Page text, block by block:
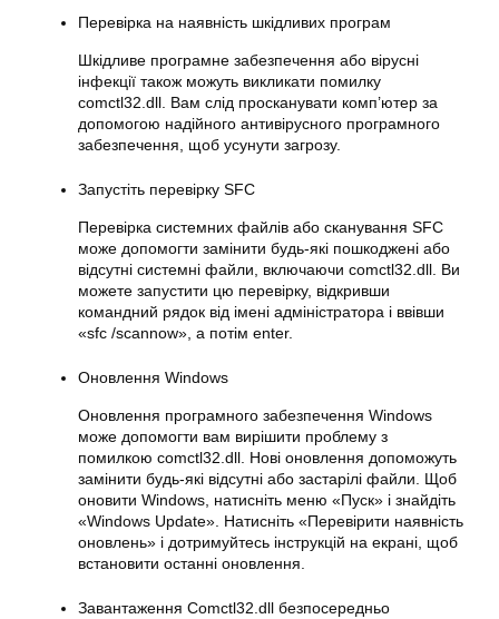
Перевірка на наявність шкідливих програм
Шкідливе програмне забезпечення або вірусні
інфекції також можуть викликати помилку
comctl32.dll. Вам слід просканувати комп’ютер за
допомогою надійного антивірусного програмного
забезпечення, щоб усунути загрозу.
Запустіть перевірку SFC
Перевірка системних файлів або сканування SFC
може допомогти замінити будь-які пошкоджені або
відсутні системні файли, включаючи comctl32.dll. Ви
можете запустити цю перевірку, відкривши
командний рядок від імені адміністратора і ввівши
«sfc /scannow», а потім enter.
Оновлення Windows
Оновлення програмного забезпечення Windows
може допомогти вам вирішити проблему з
помилкою comctl32.dll. Нові оновлення допоможуть
замінити будь-які відсутні або застарілі файли. Щоб
оновити Windows, натисніть меню «Пуск» і знайдіть
«Windows Update». Натисніть «Перевірити наявність
оновлень» і дотримуйтесь інструкцій на екрані, щоб
встановити останні оновлення.
Завантаження Comctl32.dll безпосередньо